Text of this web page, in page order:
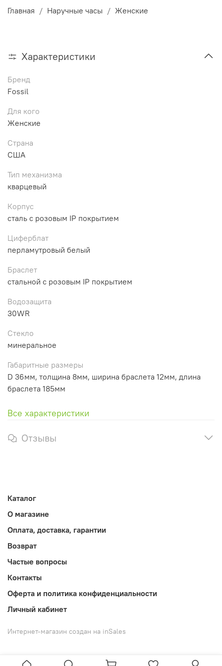
Главная Наручные часы Женские
Характеристики
Бренд
Fossil
Для кого
Женские
Страна
США
Тип механизма
кварцевый
Корпус
сталь c розовым IP покрытием
Циферблат
перламутровый белый
Браслет
стальной с розовым IP покрытием
Водозащита
30WR
Стекло
минеральное
Габаритные размеры
D 36мм, толщина 8мм, ширина браслета 12мм, длина
браслета 185мм
Все характеристики
Отзывы
Каталог
О магазине
Оплата, доставка, гарантии
Возврат
Частые вопросы
Контакты
Оферта и политика конфиденциальности
Личный кабинет
Интернет-магазин создан на inSales